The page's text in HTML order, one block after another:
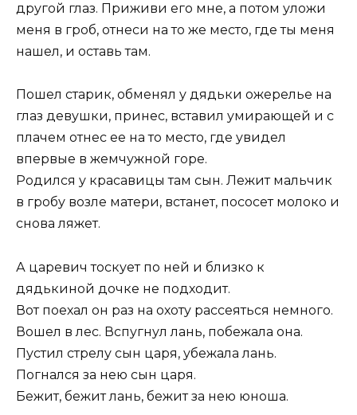
другой глаз. Приживи его мне, а потом уложи
меня в гроб, отнеси на то же место, где ты меня
нашел, и оставь там.
Пошел старик, обменял у дядьки ожерелье на
глаз девушки, принес, вставил умирающей и с
плачем отнес ее на то место, где увидел
впервые в жемчужной горе.
Родился у красавицы там сын. Лежит мальчик
в гробу возле матери, встанет, пососет молоко и
снова ляжет.
А царевич тоскует по ней и близко к
дядькиной дочке не подходит.
Вот поехал он раз на охоту рассеяться немного.
Вошел в лес. Вспугнул лань, побежала она.
Пустил стрелу сын царя, убежала лань.
Погнался за нею сын царя.
Бежит, бежит лань, бежит за нею юноша.